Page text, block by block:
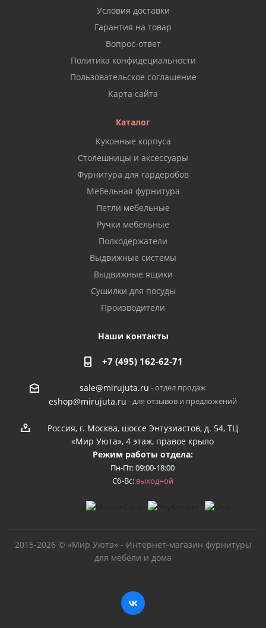
Условия доставки
Гарантия на товар
Вопрос-ответ
Политика конфидециальности
Пользовательское соглашение
Карта сайта
Каталог
Кухонные корпуса
Столешницы и аксессуары
Фурнитура для гардеробов
Мебельная фурнитура
Петли мебельные
Ручки мебельные
Полкодержатели
Выдвижные системы
Выдвижные ящики
Сушилки для посуды
Производители
Наши контакты
+7 (495) 162-62-71
sale@mirujuta.ru - отдел продаж
eshop@mirujuta.ru - для отзывов и предложений
Россия, г. Москва, шоссе Энтузиастов, д. 54, ТЦ
«Мир Уюта», 4 этаж, правое крыло
Режим работы отдела:
Пн-Пт: 09:00-18:00
Сб-Вс: выходной
2015-2026 © «Мир Уюта» - Интернет-магазин фурнитуры
для мебели и дома